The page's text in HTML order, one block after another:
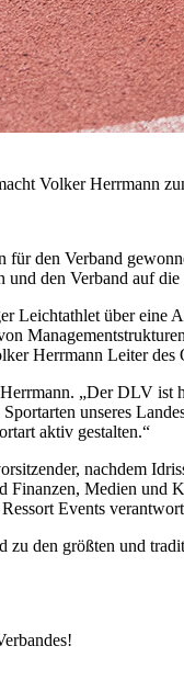
Volker Herrmann
den Verband
den Verband auf
Leichtathlet über
Herrmann Leiter
„Der DLV
unseres
aktiv gestalten.“
nachdem
Medien
Events
den größten und